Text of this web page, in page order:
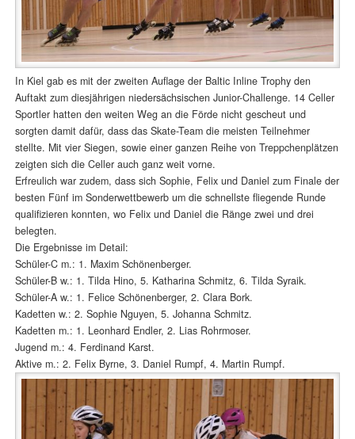
In Kiel gab es mit der zweiten Auflage der Baltic Inline Trophy den
Auftakt zum diesjährigen niedersächsischen Junior-Challenge. 14 Celler
Sportler hatten den weiten Weg an die Förde nicht gescheut und
sorgten damit dafür, dass das Skate-Team die meisten Teilnehmer
stellte. Mit vier Siegen, sowie einer ganzen Reihe von Treppchenplätzen
zeigten sich die Celler auch ganz weit vorne.
Erfreulich war zudem, dass sich Sophie, Felix und Daniel zum Finale der
besten Fünf im Sonderwettbewerb um die schnellste fliegende Runde
qualifizieren konnten, wo Felix und Daniel die Ränge zwei und drei
belegten.
Die Ergebnisse im Detail:
Schüler-C m.: 1. Maxim Schönenberger.
Schüler-B w.: 1. Tilda Hino, 5. Katharina Schmitz, 6. Tilda Syraik.
Schüler-A w.: 1. Felice Schönenberger, 2. Clara Bork.
Kadetten w.: 2. Sophie Nguyen, 5. Johanna Schmitz.
Kadetten m.: 1. Leonhard Endler, 2. Lias Rohrmoser.
Jugend m.: 4. Ferdinand Karst.
Aktive m.: 2. Felix Byrne, 3. Daniel Rumpf, 4. Martin Rumpf.